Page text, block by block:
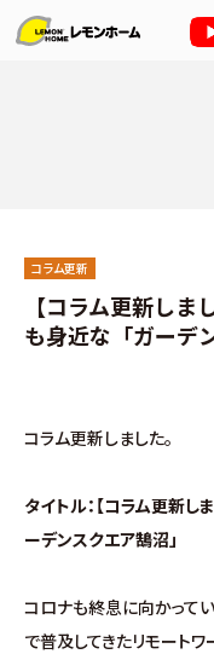
コラム更新
【コラム更新し
も身近な「ガーデ
コラム更新しました。
タイトル：【コラム更新し
ーデンスクエア鵠沼」
コロナも終息に向かって
で普及してきたリモート